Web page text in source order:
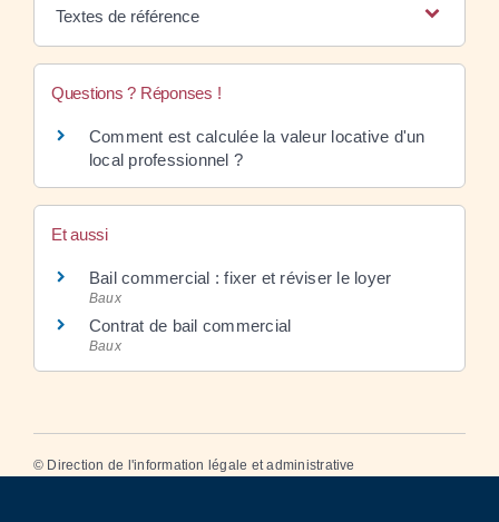
Textes de référence
Questions ? Réponses !
Comment est calculée la valeur locative d'un
local professionnel ?
Et aussi
Bail commercial : fixer et réviser le loyer
Baux
Contrat de bail commercial
Baux
© Direction de l'information légale et administrative